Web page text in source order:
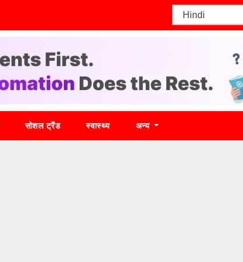
सोशल ट्रैंड स्वास्थ्य अन्य